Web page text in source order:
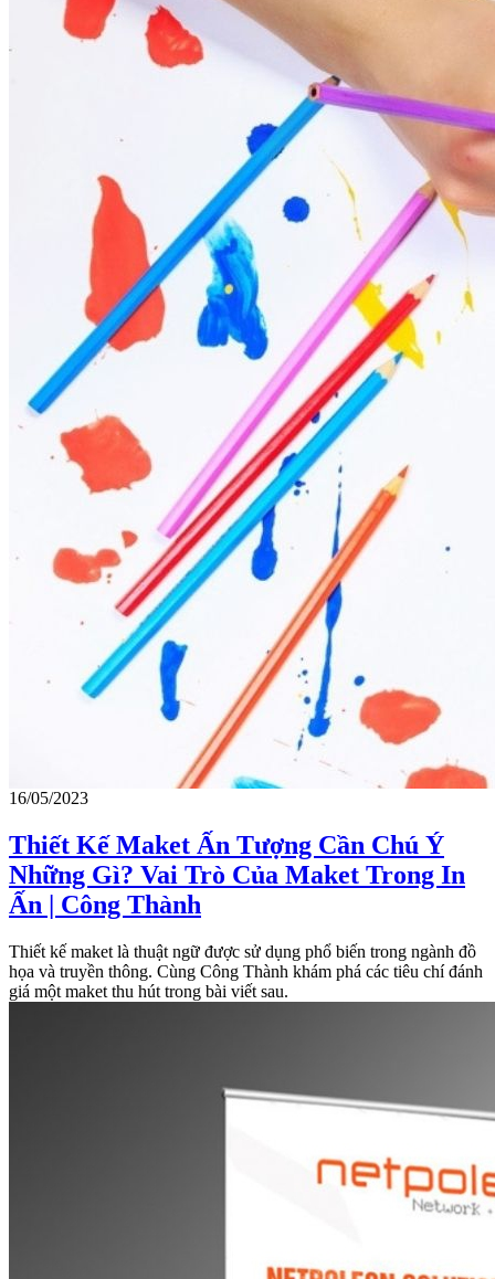
16/05/2023
Thiết Kế Maket Ấn Tượng Cần Chú Ý
Những Gì? Vai Trò Của Maket Trong In
Ấn | Công Thành
Thiết kế maket là thuật ngữ được sử dụng phổ biến trong ngành đồ
họa và truyền thông. Cùng Công Thành khám phá các tiêu chí đánh
giá một maket thu hút trong bài viết sau.